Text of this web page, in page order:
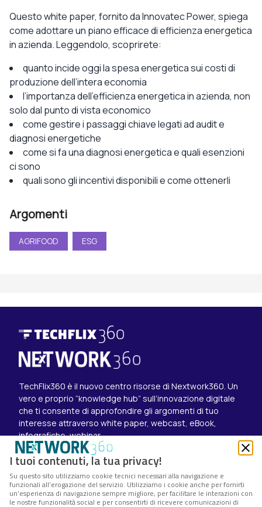
Questo white paper, fornito da Innovatec Power, spiega
come adottare un piano efficace di efficienza energetica
in azienda. Leggendolo, scoprirete:
quanto incide oggi la spesa energetica sui costi di
produzione dell’intera economia
l’importanza dell’efficienza energetica in azienda, non
solo dal punto di vista economico
come gestire i passaggi chiave legati ad audit e
diagnosi energetiche
come si fa una diagnosi energetica e quali esenzioni
ci sono
quali sono gli incentivi disponibili e come ottenerli
Argomenti
AGRIFOOD ESG
TechFlix360 è il nuovo centro risorse di Nextwork360. Un
vero e proprio “knowledge hub” sull’innovazione digitale
che ti consente di approfondire gli argomenti di tuo
interesse attraverso white paper, webcast, eBook,
infografiche, webinar.
Esplora i contenuti
Canali
White paper
Eventi on demand
Eventi futuri
I tuoi contenuti, la tua privacy!
Su questo sito utilizziamo cookie tecnici necessari alla navigazione e
funzionali all’erogazione del servizio. Utilizziamo i cookie anche per fornirti
un’esperienza di navigazione sempre migliore, per facilitare le interazioni con
le nostre funzionalità social e per consentirti di ricevere comunicazioni di